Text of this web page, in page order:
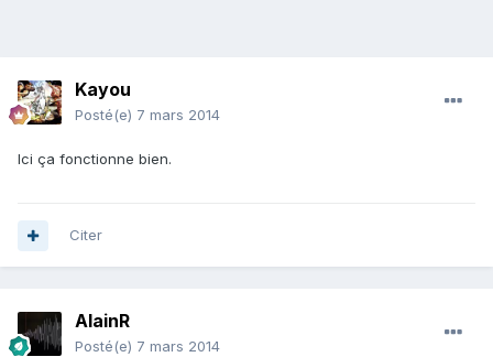
Kayou
Posté(e) 7 mars 2014
Ici ça fonctionne bien.
Citer
AlainR
Posté(e) 7 mars 2014